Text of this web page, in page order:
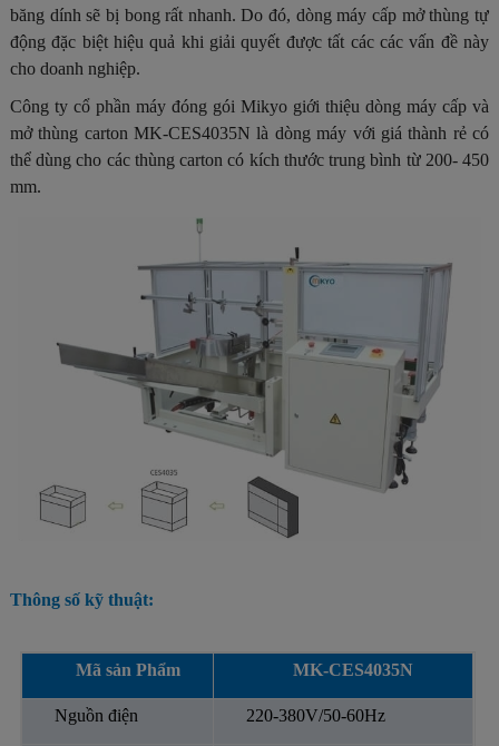
băng dính sẽ bị bong rất nhanh. Do đó, dòng máy cấp mở thùng tự
động đặc biệt hiệu quả khi giải quyết được tất các các vấn đề này
cho doanh nghiệp.
Công ty cổ phần máy đóng gói Mikyo giới thiệu dòng máy cấp và
mở thùng carton MK-CES4035N là dòng máy với giá thành rẻ có
thể dùng cho các thùng carton có kích thước trung bình từ 200- 450
mm.
Thông số kỹ thuật:
Mã sản Phẩm MK-CES4035N
Nguồn điện 220-380V/50-60Hz